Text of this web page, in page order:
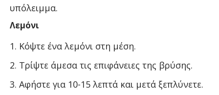
υπόλειμμα.
Λεμόνι
Κόψτε ένα λεμόνι στη μέση.
Τρίψτε άμεσα τις επιφάνειες της βρύσης.
Αφήστε για 10-15 λεπτά και μετά ξεπλύνετε.